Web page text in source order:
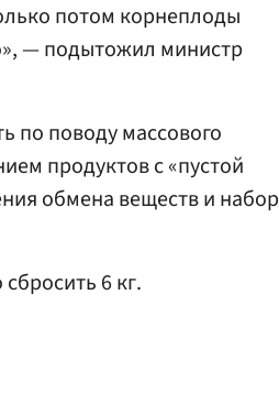
потом корнеплоды
— подытожил министр
по поводу массового
продуктов с «пустой
обмена веществ и набор
6 кг.